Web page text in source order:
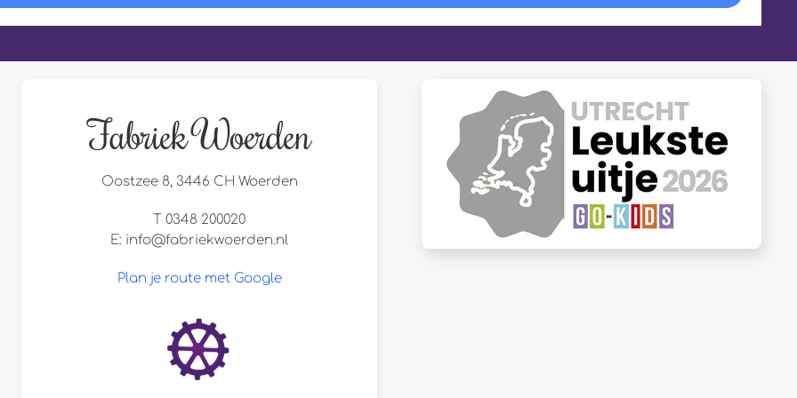
Fabriek Woerden
Oostzee 8, 3446 CH Woerden
T 0348 200020
E: info@fabriekwoerden.nl
Plan je route met Google